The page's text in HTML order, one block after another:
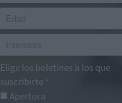
Elige los boletines a los que
suscribirte *
Apertura